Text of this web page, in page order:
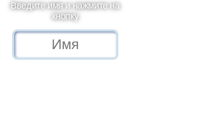
Введите имя и нажмите на
кнопку